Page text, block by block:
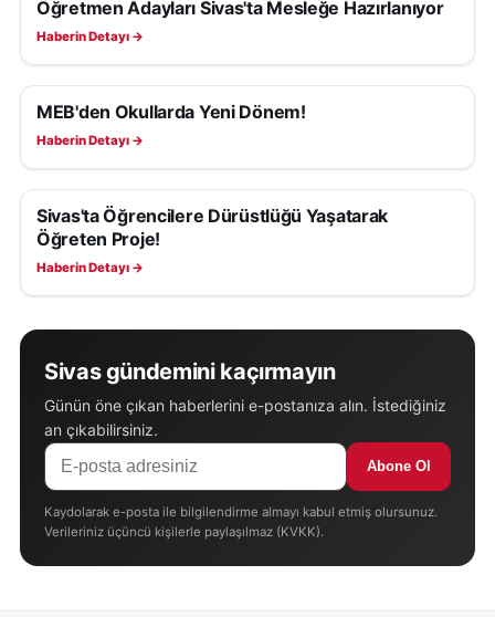
EĞITIM
Öğretmen Adayları Sivas'ta Mesleğe Hazırlanıyor
Haberin Detayı →
EĞITIM
MEB'den Okullarda Yeni Dönem!
Haberin Detayı →
EĞITIM
Sivas'ta Öğrencilere Dürüstlüğü Yaşatarak
Öğreten Proje!
Haberin Detayı →
Sivas gündemini kaçırmayın
Günün öne çıkan haberlerini e-postanıza alın. İstediğiniz
an çıkabilirsiniz.
Abone Ol
Kaydolarak e-posta ile bilgilendirme almayı kabul etmiş olursunuz.
Verileriniz üçüncü kişilerle paylaşılmaz (KVKK).